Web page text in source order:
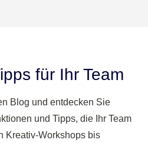
für Ihr Team
Blog und entdecken Sie
und Tipps, die Ihr Team
Kreativ-Workshops bis